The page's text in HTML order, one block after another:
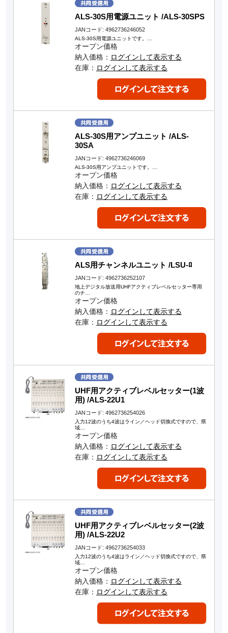
ALS-30S用電源ユニット /ALS-30SPS
JANコード: 4962736246052
ALS-30S用電源ユニットです。…
オープン価格
納入価格： ログインして表示する
在庫： ログインして表示する
ALS-30S用アンプユニット /ALS-
30SA
JANコード: 4962736246069
ALS-30S用アンプユニットです。…
オープン価格
納入価格： ログインして表示する
在庫： ログインして表示する
ALS用チャンネルユニット /LSU-ﾛ
JANコード: 4962736252107
地上デジタル放送用UHFアクティブレベルセッター専用
のチ…
オープン価格
納入価格： ログインして表示する
在庫： ログインして表示する
UHF用アクティブレベルセッター(1波
用) /ALS-22U1
JANコード: 4962736254026
入力12波のうち4波はライン／ヘッド切換式ですので、県
域…
オープン価格
納入価格： ログインして表示する
在庫： ログインして表示する
UHF用アクティブレベルセッター(2波
用) /ALS-22U2
JANコード: 4962736254033
入力12波のうち4波はライン／ヘッド切換式ですので、県
域…
オープン価格
納入価格： ログインして表示する
在庫： ログインして表示する